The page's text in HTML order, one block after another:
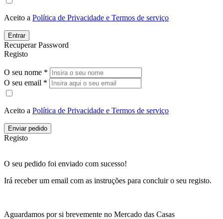
Aceito a Política de Privacidade e Termos de serviço
Entrar
Recuperar Password
Registo
O seu nome *
O seu email *
Aceito a Política de Privacidade e Termos de serviço
Enviar pedido
Registo
O seu pedido foi enviado com sucesso!
Irá receber um email com as instruções para concluir o seu registo.
Aguardamos por si brevemente no Mercado das Casas